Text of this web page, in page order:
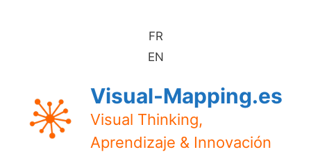
FR
EN
Visual-Mapping.es
Visual Thinking,
Aprendizaje & Innovación